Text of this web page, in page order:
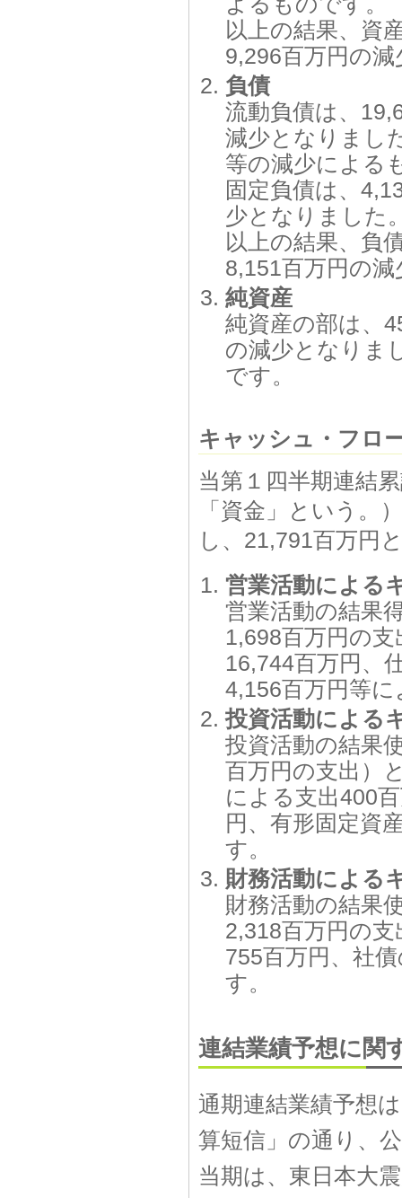
以上の結果、資
9,296百万円の
負債
流動負債は、
減少となりまし
等の減少による
固定負債は、
少となりました
以上の結果、負
8,151百万円の
純資産
純資産の部は、
の減少となりま
です。
キャッシュ・フロ
当第１四半期連結
「資金」という。
し、21,791百万円
営業活動による
営業活動の結果
1,698百万円の
16,744百万円、
4,156百万円等
投資活動による
投資活動の結果
百万円の支出）
による支出400
円、有形固定資
す。
財務活動による
財務活動の結果
2,318百万円の
755百万円、社
す。
連結業績予想に関
通期連結業績予想
算短信」の通り、
当期は、東日本大